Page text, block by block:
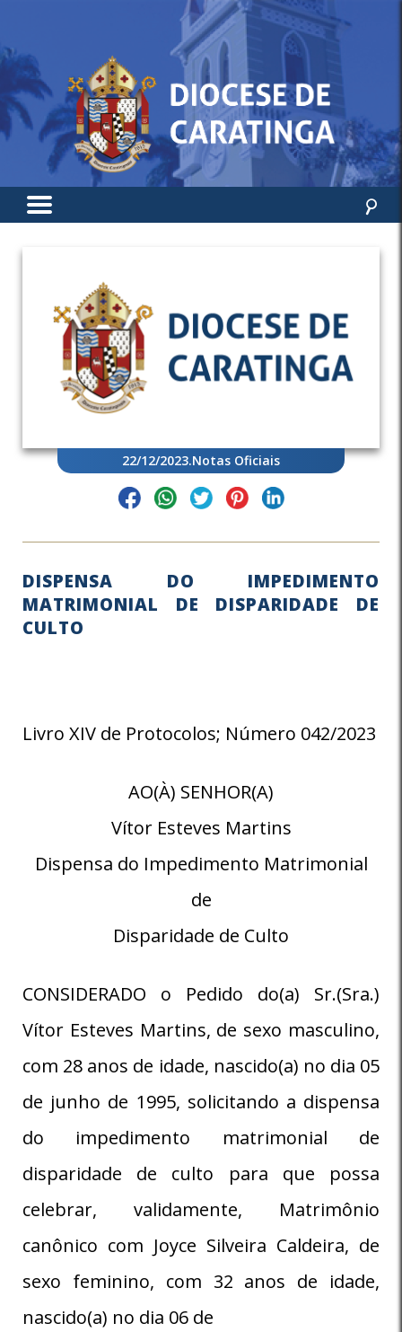
22/12/2023.Notas Oficiais
DISPENSA DO IMPEDIMENTO
MATRIMONIAL DE DISPARIDADE DE
CULTO
Livro XIV de Protocolos; Número 042/2023
AO(À) SENHOR(A)
Vítor Esteves Martins
Dispensa do Impedimento Matrimonial
de
Disparidade de Culto
CONSIDERADO o Pedido do(a) Sr.(Sra.)
Vítor Esteves Martins, de sexo masculino,
com 28 anos de idade, nascido(a) no dia 05
de junho de 1995, solicitando a dispensa
do impedimento matrimonial de
disparidade de culto para que possa
celebrar, validamente, Matrimônio
canônico com Joyce Silveira Caldeira, de
sexo feminino, com 32 anos de idade,
nascido(a) no dia 06 de